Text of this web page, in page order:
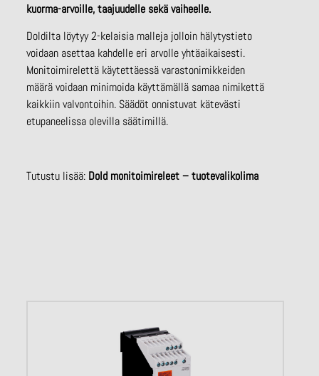
kuorma-arvoille, taajuudelle sekä vaiheelle.
Doldilta löytyy 2-kelaisia malleja jolloin hälytystieto
voidaan asettaa kahdelle eri arvolle yhtäaikaisesti.
Monitoimirelettä käytettäessä varastonimikkeiden
määrä voidaan minimoida käyttämällä samaa nimikettä
kaikkiin valvontoihin. Säädöt onnistuvat kätevästi
etupaneelissa olevilla säätimillä.
Tutustu lisää: Dold monitoimireleet – tuotevalikolima